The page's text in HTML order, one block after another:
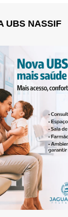
UBS NASSIF